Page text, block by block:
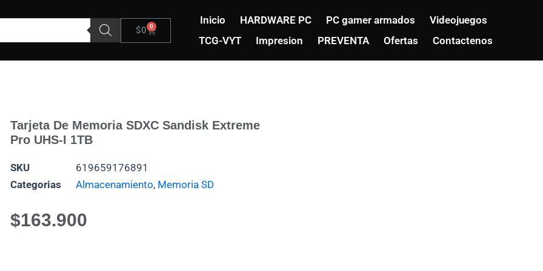
$0 0
Carrito
Inicio HARDWARE PC PC gamer armados
Videojuegos
TCG-VYT
Impresion PREVENTA Ofertas Contactenos
Tarjeta De Memoria SDXC Sandisk Extreme
Pro UHS-I 1TB
SKU
619659176891
Categorias
Almacenamiento, Memoria SD
$163.900